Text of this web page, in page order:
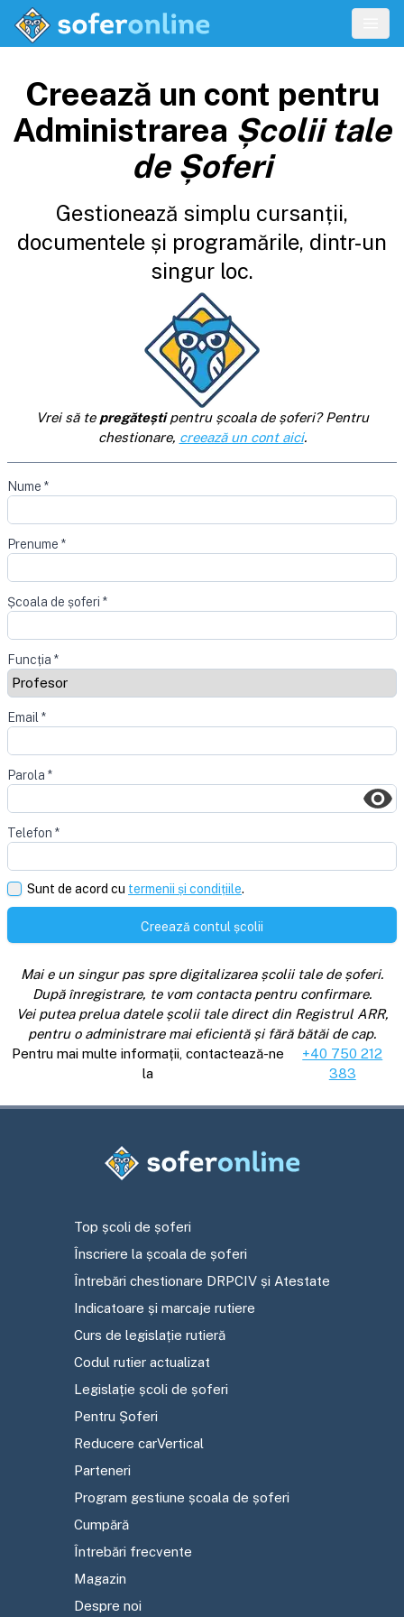
Creează un cont pentru
Administrarea Școlii tale
de Șoferi
Gestionează simplu cursanții,
documentele și programările, dintr-un
singur loc.
Vrei să te pregăteștipentru școala de șoferi? Pentru
chestionare, creează un cont aici.
Nume *
Prenume *
Școala de șoferi *
Funcția *
Email *
Parola *
Telefon *
Sunt de acord cu termenii și condițiile.
Creează contul școlii
Mai e un singur pas spre digitalizarea școlii tale de șoferi.
După înregistrare, te vom contacta pentru confirmare.
Vei putea prelua datele școlii tale direct din Registrul ARR,
pentru o administrare mai eficientă și fără bătăi de cap.
Pentru mai multe informații, contactează-ne
la
+40 750 212
383
Top școli de șoferi
Înscriere la școala de șoferi
Întrebări chestionare DRPCIV și Atestate
Indicatoare și marcaje rutiere
Curs de legislație rutieră
Codul rutier actualizat
Legislație școli de șoferi
Pentru Șoferi
Reducere carVertical
Parteneri
Program gestiune școala de șoferi
Cumpără
Întrebări frecvente
Magazin
Despre noi